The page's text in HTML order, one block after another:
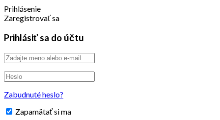
Prihlásenie
Zaregistrovať sa
Prihlásiť sa do účtu
Zabudnuté heslo?
Zapamätať si ma